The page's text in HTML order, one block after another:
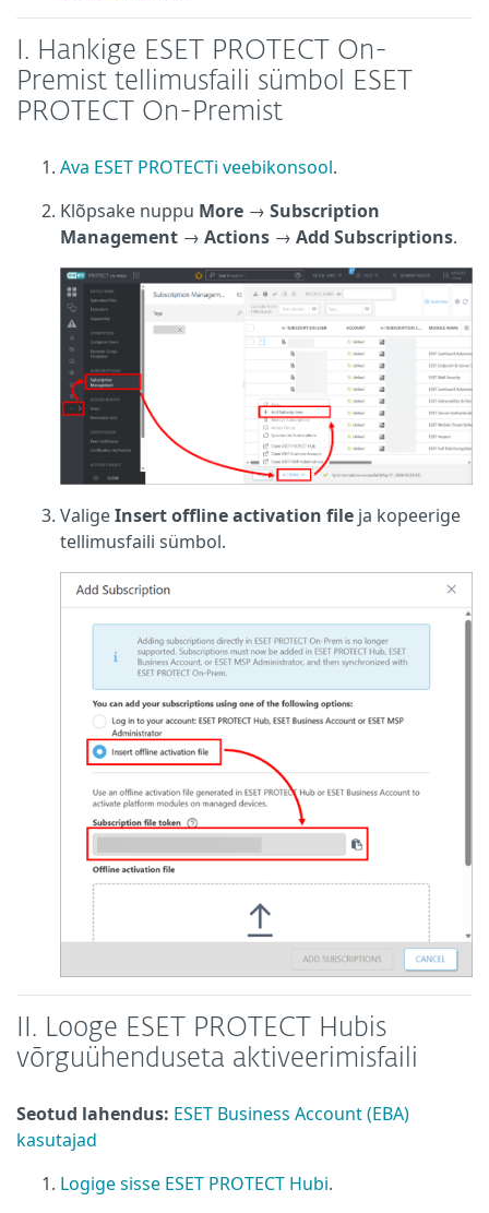
I. Hankige ESET PROTECT On-
Premist tellimusfaili sümbol ESET
PROTECT On-Premist
Ava ESET PROTECTi veebikonsool.
Klõpsake nuppu More → Subscription
Management → Actions → Add Subscriptions.
ValigeInsert offline activation file ja kopeerige
tellimusfaili sümbol.
II. Looge ESET PROTECT Hubis
võrguühenduseta aktiveerimisfaili
Seotud lahendus: ESET Business Account (EBA)
kasutajad
Logige sisse ESET PROTECT Hubi.